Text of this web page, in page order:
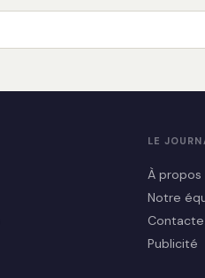
LE
À propos
Notre
Publicité